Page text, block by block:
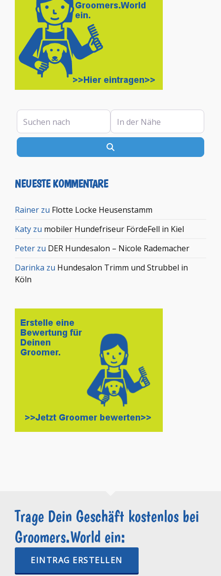
Suchen nach In der Nähe
NEUESTE KOMMENTARE
Rainer zu Flotte Locke Heusenstamm
Katy zu mobiler Hundefriseur FördeFell in Kiel
Peter zu DER Hundesalon – Nicole Rademacher
Darinka zu Hundesalon Trimm und Strubbel in
Köln
Trage Dein Geschäft kostenlos bei
Groomers.World ein:
EINTRAG ERSTELLEN